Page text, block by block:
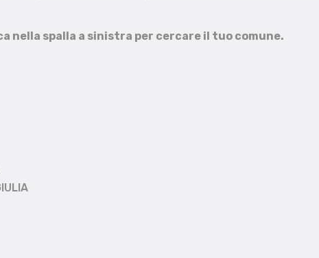
nella spalla a sinistra per cercare il tuo comune.